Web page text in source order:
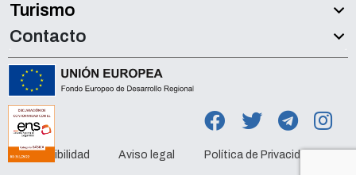
Turismo
Contacto
Accesibilidad Aviso legal Política de Privacidad